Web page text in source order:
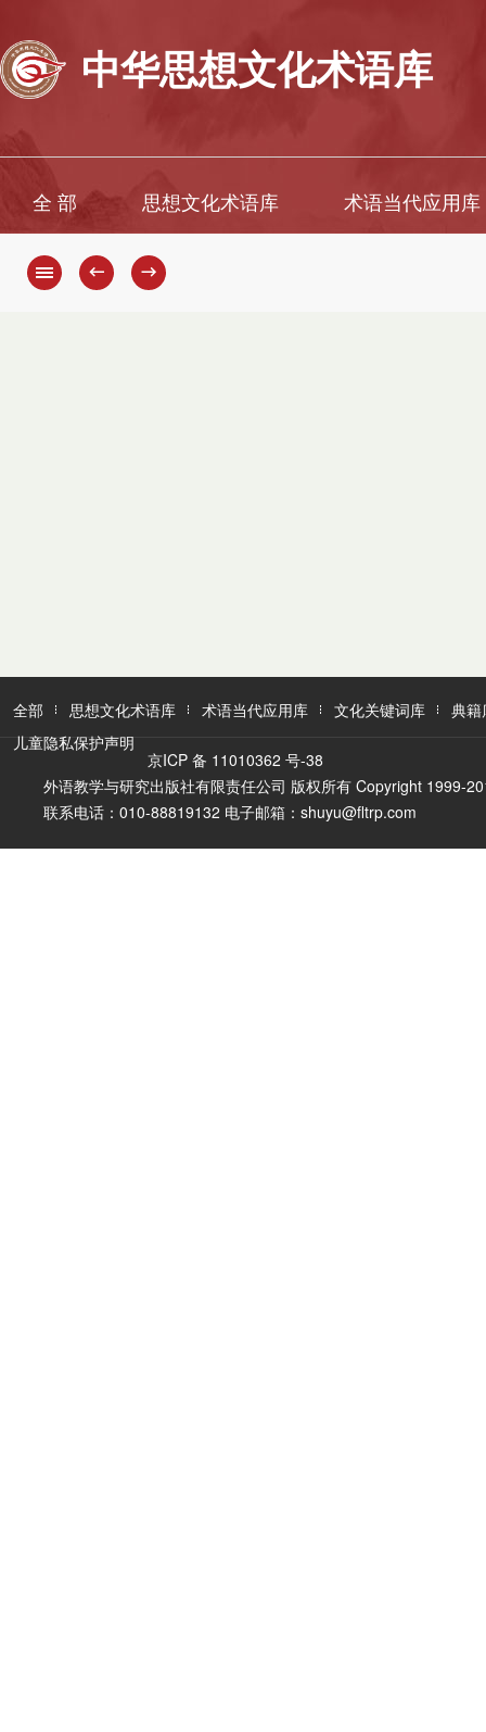
中华思想文化术语库
全 部 思想文化术语库 术语当代应用库
← →
全部 思想文化术语库 术语当代应用库 文化关键词库
典籍
儿童隐私保护声明
京ICP 备 11010362 号-38
外语教学与研究出版社有限责任公司 版权所有 Copyright 1999-
联系电话：010-88819132 电子邮箱：shuyu@fltrp.com